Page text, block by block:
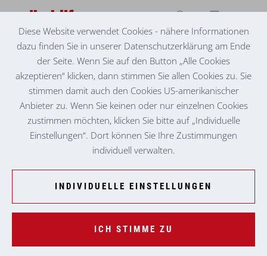
ZEIT UND FREUDE SCHENKEN IN DEN VOLKSHILFE
PFLEGEHEIMEN
BESUCHSDIENSTE
Zeit schenken - Einsamkeit im Alter verhindern!
Diese Website verwendet Cookies - nähere Informationen
dazu finden Sie in unserer Datenschutzerklärung am Ende
der Seite. Wenn Sie auf den Button „Alle Cookies
akzeptieren“ klicken, dann stimmen Sie allen Cookies zu. Sie
stimmen damit auch den Cookies US-amerikanischer
Anbieter zu. Wenn Sie keinen oder nur einzelnen Cookies
zustimmen möchten, klicken Sie bitte auf „Individuelle
Einstellungen“. Dort können Sie Ihre Zustimmungen
individuell verwalten.
INDIVIDUELLE EINSTELLUNGEN
ICH STIMME ZU